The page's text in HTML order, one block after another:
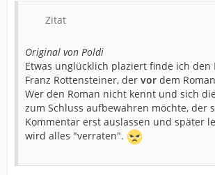
Zitat
Original von Poldi
Etwas unglücklich plaziert finde ich den
Franz Rottensteiner, der vor dem
Wer den Roman nicht kennt und sich
zum Schluss aufbewahren möchte, der
Kommentar erst auslassen und später
wird alles "verraten".